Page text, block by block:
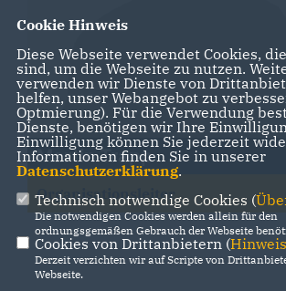
Martin Trapp
Organisationsleiter
Cookie Hinweis
Diese Webseite verwendet Cookies,
sind, um die Webseite zu nutzen.
verwenden wir Dienste von
helfen, unser Webangebot zu
Optmierung). Für die Verwendung
Dienste, benötigen wir Ihre
Einwilligung können Sie jederzeit
Informationen finden Sie in unserer
Datenschutzerklärung.
Technisch notwendige Cookies (
Die notwendigen Cookies werden allein für den
ordnungsgemäßen Gebrauch der Webseite
Cookies von Drittanbietern (Hinweis
Derzeit verzichten wir auf Scripte von
Webseite.